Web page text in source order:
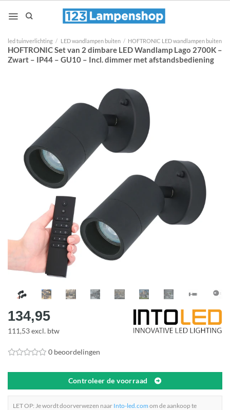
naar
led tuinverlichting / LED wandlampen buiten / HOFTRONIC LED wandlampen buiten
HOFTRONIC Set van 2 dimbare LED Wandlamp Lago 2700K –
Zwart – IP44 – GU10 – Incl. dimmer met afstandsbediening
134,95
111,53 excl. btw
0 beoordelingen
Controleer de voorraad
LET OP: Je wordt doorverwezen naar Into-led.com om de aankoop te